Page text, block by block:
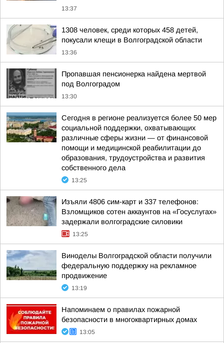
13:37
1308 человек, среди которых 458 детей,
покусали клещи в Волгоградской области
13:36
Пропавшая пенсионерка найдена мертвой
под Волгоградом
13:30
Сегодня в регионе реализуется более 50 мер
социальной поддержки, охватывающих
различные сферы жизни — от финансовой
помощи и медицинской реабилитации до
образования, трудоустройства и развития
собственного дела
13:25
Изъяли 4806 сим-карт и 337 телефонов:
Взломщиков сотен аккаунтов на «Госуслугах»
задержали волгоградские силовики
13:25
Виноделы Волгоградской области получили
федеральную поддержку на рекламное
продвижение
13:19
Напоминаем о правилах пожарной
безопасности в многоквартирных домах
13:05